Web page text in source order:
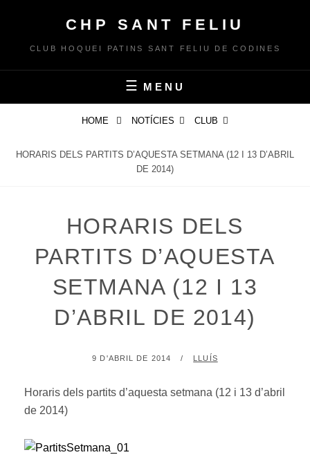
content
CHP SANT FELIU
CLUB HOQUEI PATINS SANT FELIU DE CODINES
MENU
HOME NOTÍCIES CLUB
HORARIS DELS PARTITS D’AQUESTA SETMANA (12 I 13 D’ABRIL
DE 2014)
HORARIS DELS
PARTITS D’AQUESTA
SETMANA (12 I 13
D’ABRIL DE 2014)
POSTED
9 D'ABRIL DE 2014 BY
LLUÍS
Horaris dels partits d’aquesta setmana (12 i 13 d’abril
de 2014)